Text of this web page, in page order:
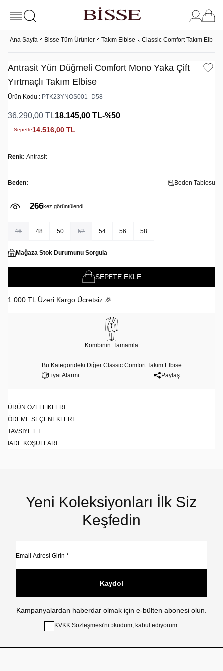
Ana Sayfa Bisse Tüm Ürünler Takım Elbise Classic Comfort Takım Elbise
Antrasit Yün Düğmeli Comfort Mono Yaka Çift
Yırtmaçlı Takım Elbise
Ürün Kodu : PTK23YNOS001_D58
36.290,00TL18.145,00 TL-%50
Sepette14.516,00 TL
Renk: Antrasit
Beden: Beden Tablosu
266kez görüntülendi
46 48 50 52 54 56 58
Mağaza Stok Durumunu Sorgula
SEPETE EKLE
1.000 TL Üzeri Kargo Ücretsiz 🎉
Kombinini Tamamla
Bu Kategorideki Diğer Classic Comfort Takım Elbise
Fiyat Alarmı
Paylaş
ÜRÜN ÖZELLIKLERI
ÖDEME SEÇENEKLERI
TAVSIYE ET
İADE KOŞULLARI
Yeni Koleksiyonları İlk Siz
Keşfedin
Kaydol
Kampanyalardan haberdar olmak için e-bülten abonesi olun.
KVKK Sözleşmesi'ni okudum, kabul ediyorum.